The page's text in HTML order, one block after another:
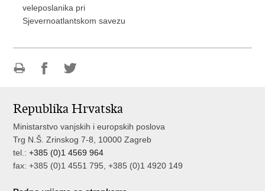
veleposlanika pri
Sjevernoatlantskom savezu
Facebooku
Twitteru
Republika Hrvatska
Ministarstvo vanjskih i europskih poslova
Trg N.Š. Zrinskog 7-8, 10000 Zagreb
tel.:+385 (0)1 4569 964
fax: +385 (0)1 4551 795, +385 (0)1 4920 149